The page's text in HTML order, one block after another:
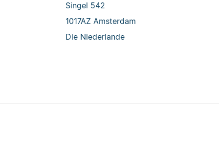
Singel 542
1017AZ Amsterdam
Die Niederlande